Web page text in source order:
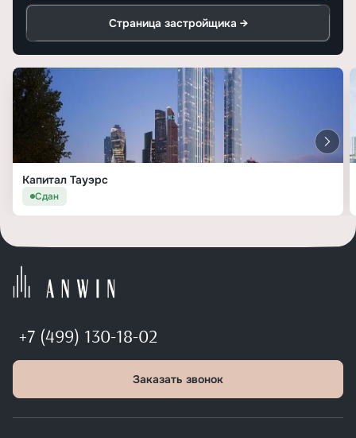
Страница застройщика →
Капитал Тауэрс
Сдан
+7 (499) 130-18-02
Заказать звонок